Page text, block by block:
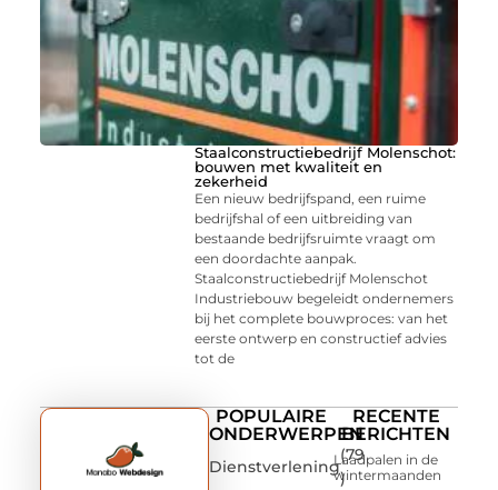
Staalconstructiebedrijf Molenschot:
bouwen met kwaliteit en
zekerheid
Een nieuw bedrijfspand, een ruime
bedrijfshal of een uitbreiding van
bestaande bedrijfsruimte vraagt om
een doordachte aanpak.
Staalconstructiebedrijf Molenschot
Industriebouw begeleidt ondernemers
bij het complete bouwproces: van het
eerste ontwerp en constructief advies
tot de
POPULAIRE
ONDERWERPEN
Dienstverlening
(79
)
RECENTE
BERICHTEN
Laadpalen in de
wintermaanden